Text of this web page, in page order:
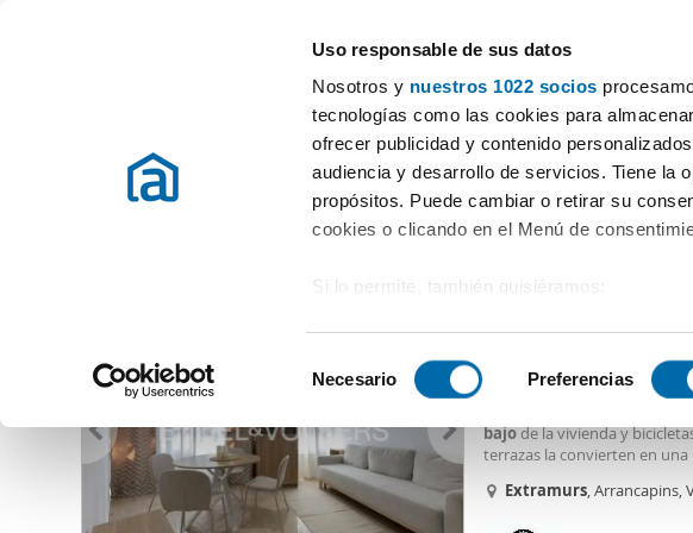
Uso responsable de sus datos
Nosotros y nuestros 1022 socios
tecnologías como las cookies para
ofrecer publicidad y contenido
audiencia y desarrollo de servicios. Tiene la
propósitos. Puede cambiar o retirar su
cookies o clicando en el Menú de
Si lo permite, también quisiéramos:
Identificar su dispositivo analizándolo
Obtenga más información sobre cómo se
preferencias en la
sección de datos. Puede
en la Declaración de cookies.
e
e
c
Necesario Preferencias
Elegir distrito
Alquiler pisos Valencia / València Alquiler pisos Valencia Alquiler bajo
Alquiler bajo Extramurs Valencia (8 viviendas)
Alquiler piso garaje
bajode la vivienda y
terrazas la convierten en
Extramurs, Arrancapins,